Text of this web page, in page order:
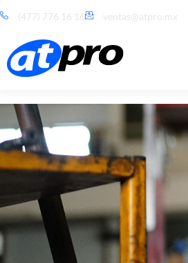
(477) 776 16 16 ventas@atpro.mx